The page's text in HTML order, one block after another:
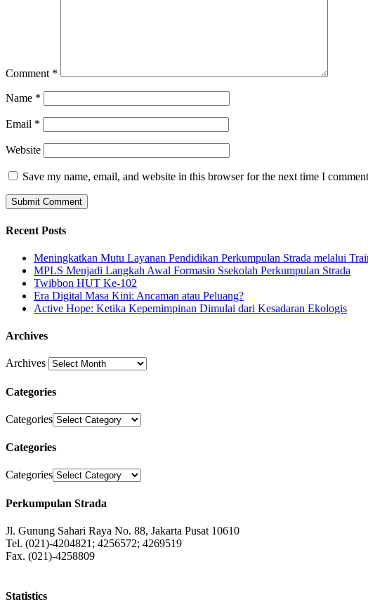
Comment *
Name *
Email *
Website
Save my name, email, and website in this browser for the next time I
Recent Posts
Meningkatkan Mutu Layanan Pendidikan Perkumpulan Strada melalui
MPLS Menjadi Langkah Awal Formasio Ssekolah Perkumpulan Strada
Twibbon HUT Ke-102
Era Digital Masa Kini: Ancaman atau Peluang?
Active Hope: Ketika Kepemimpinan Dimulai dari Kesadaran Ekologis
Archives
Archives
Categories
Categories
Categories
Categories
Perkumpulan Strada
Jl. Gunung Sahari Raya No. 88, Jakarta Pusat 10610
Tel. (021)-4204821; 4256572; 4269519
Fax. (021)-4258809
Statistics